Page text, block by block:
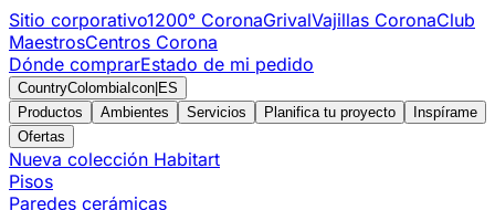
Sitio corporativo1200° CoronaGrivalVajillas CoronaClub
MaestrosCentros Corona
Dónde comprarEstado de mi pedido
CountryColombiaIcon ES
Productos
Ambientes Servicios Planifica tu proyecto
Inspírame
Ofertas
Nueva colección Habitart
Pisos
Paredes cerámicas